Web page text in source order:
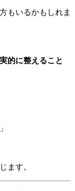
もいるかもしれま
的に整えること
ます。